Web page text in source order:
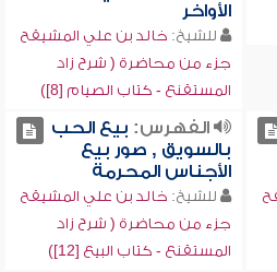
الأواخر
للشيخ: خالد بن علي المشيقح
جزء من محاضرة ( شرح زاد
المستقنع - كتاب الصيام [8])
الفهرس: بيع الحب
بالسويق , صور بيع
الأجناس المحرمة
للشيخ: خالد بن علي المشيقح
جزء من محاضرة ( شرح زاد
المستقنع - كتاب البيع [12])